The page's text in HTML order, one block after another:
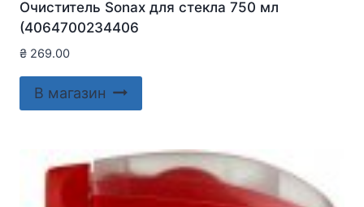
Очиститель Sonax для стекла 750 мл
(4064700234406
₴ 269.00
В магазин